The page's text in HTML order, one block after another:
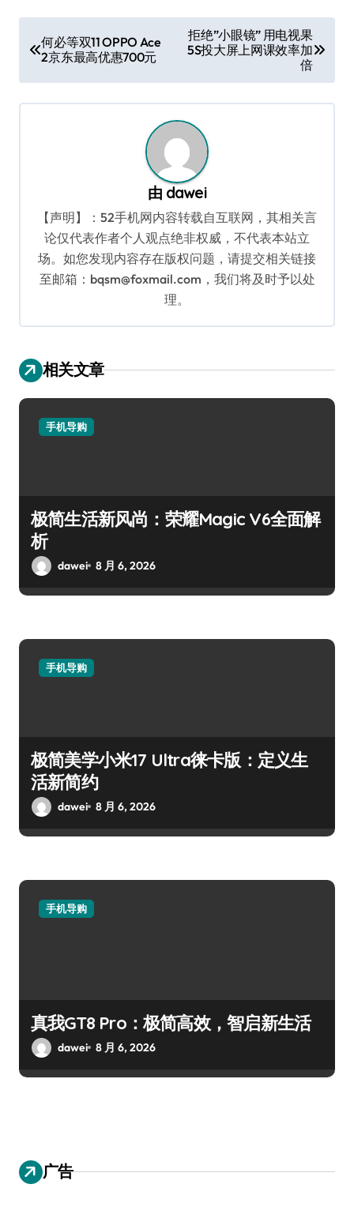
章
导
航
何必等双11 OPPO Ace
2京东最高优惠700元
拒绝”小眼镜” 用电视果
5S投大屏上网课效率加
倍
由 dawei
【声明】：52手机网内容转载自互联网，其相关言
论仅代表作者个人观点绝非权威，不代表本站立
场。如您发现内容存在版权问题，请提交相关链接
至邮箱：bqsm@foxmail.com，我们将及时予以处
理。
相关文章
手机导购
极简生活新风尚：荣耀Magic V6全面解
析
dawei 8 月 6, 2026
手机导购
极简美学小米17 Ultra徕卡版：定义生
活新简约
dawei 8 月 6, 2026
手机导购
真我GT8 Pro：极简高效，智启新生活
dawei 8 月 6, 2026
广告